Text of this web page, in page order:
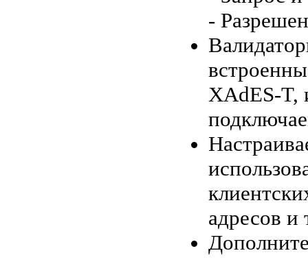
-
XAdES-T,
адресов и